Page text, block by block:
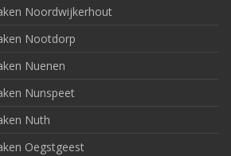
Noordwijkerhout
Nootdorp
Nuenen
Nunspeet
Nuth
Oegstgeest